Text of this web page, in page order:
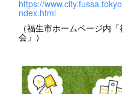
https://
ndex.html
（福生市ホームページ内
会」）